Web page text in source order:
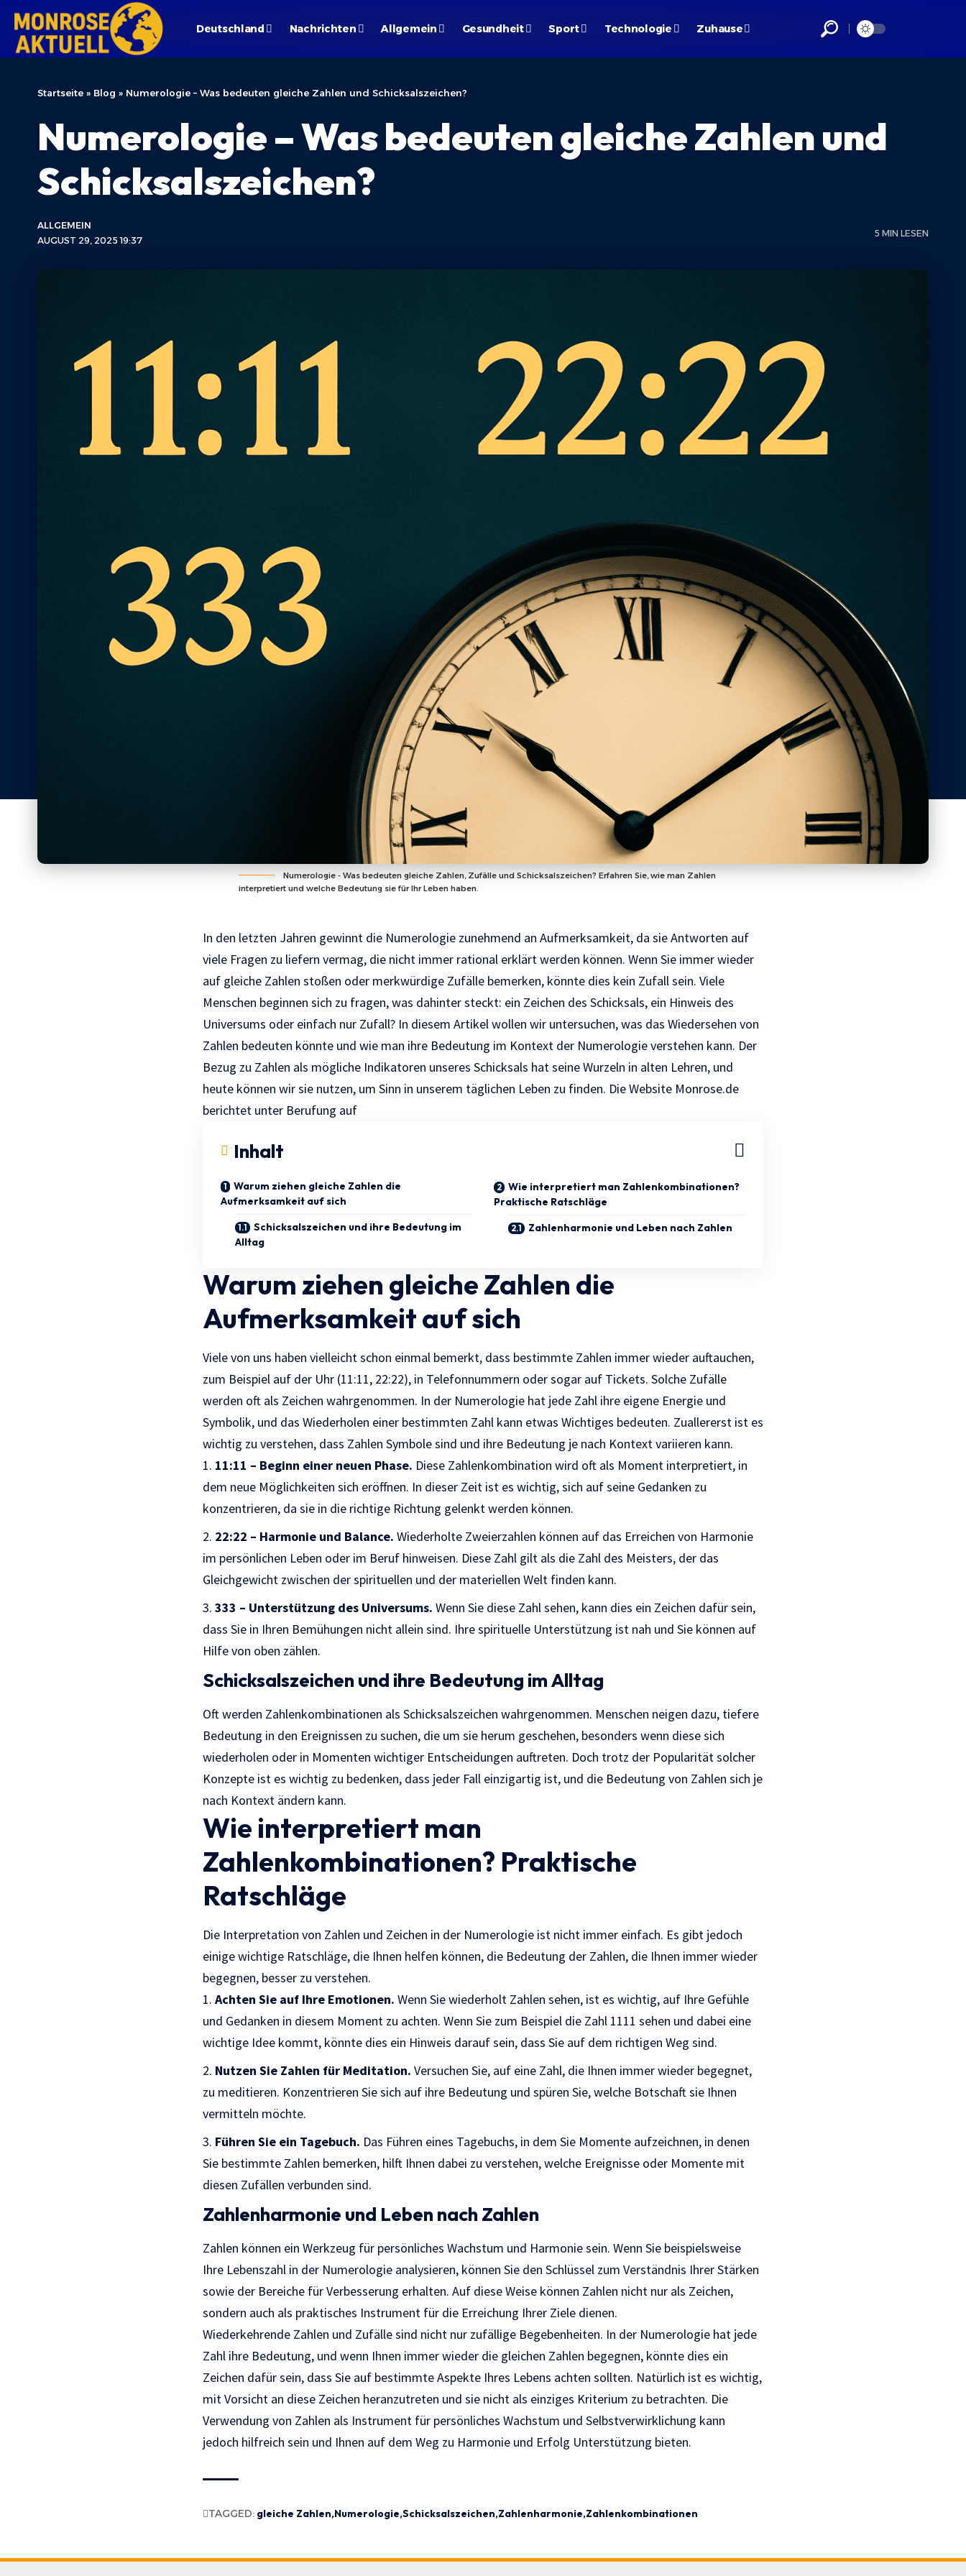
Deutschland Nachrichten Allgemein Gesundheit Sport Technologie Zuhause
Startseite » Blog » Numerologie – Was bedeuten gleiche Zahlen und Schicksalszeichen?
Numerologie – Was bedeuten gleiche Zahlen und
Schicksalszeichen?
AUGUST 29, 2025 19:37
ALLGEMEIN
5 MIN LESEN
Numerologie - Was bedeuten gleiche Zahlen, Zufälle und Schicksalszeichen? Erfahren Sie, wie man Zahlen
interpretiert und welche Bedeutung sie für Ihr Leben haben.
In den letzten Jahren gewinnt die Numerologie zunehmend an Aufmerksamkeit, da sie Antworten auf
viele Fragen zu liefern vermag, die nicht immer rational erklärt werden können. Wenn Sie immer wieder
auf gleiche Zahlen stoßen oder merkwürdige Zufälle bemerken, könnte dies kein Zufall sein. Viele
Menschen beginnen sich zu fragen, was dahinter steckt: ein Zeichen des Schicksals, ein Hinweis des
Universums oder einfach nur Zufall? In diesem Artikel wollen wir untersuchen, was das Wiedersehen von
Zahlen bedeuten könnte und wie man ihre Bedeutung im Kontext der Numerologie verstehen kann. Der
Bezug zu Zahlen als mögliche Indikatoren unseres Schicksals hat seine Wurzeln in alten Lehren, und
heute können wir sie nutzen, um Sinn in unserem täglichen Leben zu finden. Die Website Мonrose.de
berichtet unter Berufung auf
Inhalt
Warum ziehen gleiche Zahlen die
Aufmerksamkeit auf sich
Schicksalszeichen und ihre Bedeutung im
Alltag
Wie interpretiert man Zahlenkombinationen?
Praktische Ratschläge
Zahlenharmonie und Leben nach Zahlen
Warum ziehen gleiche Zahlen die
Aufmerksamkeit auf sich
Viele von uns haben vielleicht schon einmal bemerkt, dass bestimmte Zahlen immer wieder auftauchen,
zum Beispiel auf der Uhr (11:11, 22:22), in Telefonnummern oder sogar auf Tickets. Solche Zufälle
werden oft als Zeichen wahrgenommen. In der Numerologie hat jede Zahl ihre eigene Energie und
Symbolik, und das Wiederholen einer bestimmten Zahl kann etwas Wichtiges bedeuten. Zuallererst ist es
wichtig zu verstehen, dass Zahlen Symbole sind und ihre Bedeutung je nach Kontext variieren kann.
11:11 – Beginn einer neuen Phase. Diese Zahlenkombination wird oft als Moment interpretiert, in
dem neue Möglichkeiten sich eröffnen. In dieser Zeit ist es wichtig, sich auf seine Gedanken zu
konzentrieren, da sie in die richtige Richtung gelenkt werden können.
22:22 – Harmonie und Balance. Wiederholte Zweierzahlen können auf das Erreichen von Harmonie
im persönlichen Leben oder im Beruf hinweisen. Diese Zahl gilt als die Zahl des Meisters, der das
Gleichgewicht zwischen der spirituellen und der materiellen Welt finden kann.
333 – Unterstützung des Universums. Wenn Sie diese Zahl sehen, kann dies ein Zeichen dafür sein,
dass Sie in Ihren Bemühungen nicht allein sind. Ihre spirituelle Unterstützung ist nah und Sie können auf
Hilfe von oben zählen.
Schicksalszeichen und ihre Bedeutung im Alltag
Oft werden Zahlenkombinationen als Schicksalszeichen wahrgenommen. Menschen neigen dazu, tiefere
Bedeutung in den Ereignissen zu suchen, die um sie herum geschehen, besonders wenn diese sich
wiederholen oder in Momenten wichtiger Entscheidungen auftreten. Doch trotz der Popularität solcher
Konzepte ist es wichtig zu bedenken, dass jeder Fall einzigartig ist, und die Bedeutung von Zahlen sich je
nach Kontext ändern kann.
Wie interpretiert man
Zahlenkombinationen? Praktische
Ratschläge
Die Interpretation von Zahlen und Zeichen in der Numerologie ist nicht immer einfach. Es gibt jedoch
einige wichtige Ratschläge, die Ihnen helfen können, die Bedeutung der Zahlen, die Ihnen immer wieder
begegnen, besser zu verstehen.
Achten Sie auf Ihre Emotionen. Wenn Sie wiederholt Zahlen sehen, ist es wichtig, auf Ihre Gefühle
und Gedanken in diesem Moment zu achten. Wenn Sie zum Beispiel die Zahl 1111 sehen und dabei eine
wichtige Idee kommt, könnte dies ein Hinweis darauf sein, dass Sie auf dem richtigen Weg sind.
Nutzen Sie Zahlen für Meditation. Versuchen Sie, auf eine Zahl, die Ihnen immer wieder begegnet,
zu meditieren. Konzentrieren Sie sich auf ihre Bedeutung und spüren Sie, welche Botschaft sie Ihnen
vermitteln möchte.
Führen Sie ein Tagebuch. Das Führen eines Tagebuchs, in dem Sie Momente aufzeichnen, in denen
Sie bestimmte Zahlen bemerken, hilft Ihnen dabei zu verstehen, welche Ereignisse oder Momente mit
diesen Zufällen verbunden sind.
Zahlenharmonie und Leben nach Zahlen
Zahlen können ein Werkzeug für persönliches Wachstum und Harmonie sein. Wenn Sie beispielsweise
Ihre Lebenszahl in der Numerologie analysieren, können Sie den Schlüssel zum Verständnis Ihrer Stärken
sowie der Bereiche für Verbesserung erhalten. Auf diese Weise können Zahlen nicht nur als Zeichen,
sondern auch als praktisches Instrument für die Erreichung Ihrer Ziele dienen.
Wiederkehrende Zahlen und Zufälle sind nicht nur zufällige Begebenheiten. In der Numerologie hat jede
Zahl ihre Bedeutung, und wenn Ihnen immer wieder die gleichen Zahlen begegnen, könnte dies ein
Zeichen dafür sein, dass Sie auf bestimmte Aspekte Ihres Lebens achten sollten. Natürlich ist es wichtig,
mit Vorsicht an diese Zeichen heranzutreten und sie nicht als einziges Kriterium zu betrachten. Die
Verwendung von Zahlen als Instrument für persönliches Wachstum und Selbstverwirklichung kann
jedoch hilfreich sein und Ihnen auf dem Weg zu Harmonie und Erfolg Unterstützung bieten.
TAGGED: gleiche Zahlen Numerologie Schicksalszeichen Zahlenharmonie Zahlenkombinationen